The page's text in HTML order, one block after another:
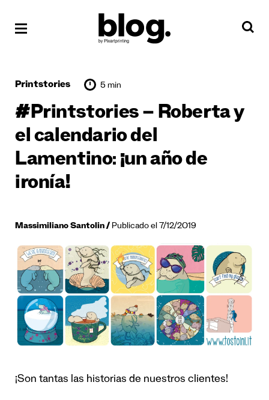
Printstories 5 min
#Printstories – Roberta y
el calendario del
Lamentino: ¡un año de
ironía!
Massimiliano Santolin Publicado el 7/12/2019
¡Son tantas las historias de nuestros clientes!